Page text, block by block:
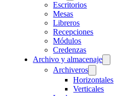
Escritorios
Mesas
Libreros
Recepciones
Módulos
Credenzas
Archivo y almacenaje
Archiveros
Horizontales
Verticales